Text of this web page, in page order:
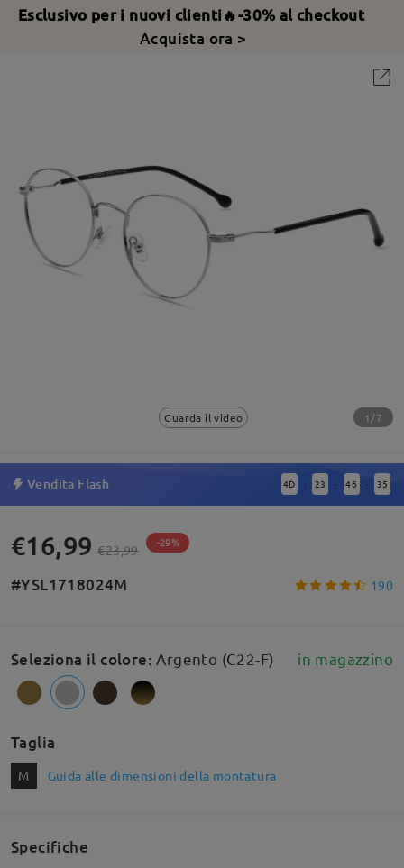
Esclusivo per i nuovi clienti🔥-30% al checkout
Acquista ora >
Guarda il video 1/7
Vendita Flash 4D : 23 : 46 : 35
€16,99 €23,99 -29%
#YSL1718024M 190
Seleziona il colore:Argento (C22-F) in magazzino
Taglia
M Guida alle dimensioni della montatura
Specifiche